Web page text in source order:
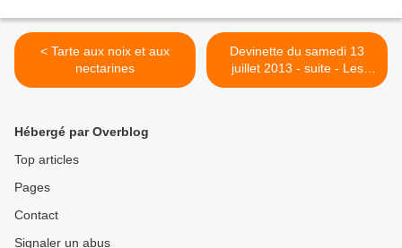
< Tarte aux noix et aux
nectarines
Devinette du samedi 13
juillet 2013 - suite - Les
murs peints publicitaires >
Hébergé par Overblog
Top articles
Pages
Contact
Signaler un abus